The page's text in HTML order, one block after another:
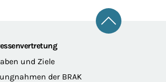
Zum
und Ziele
der BRAK